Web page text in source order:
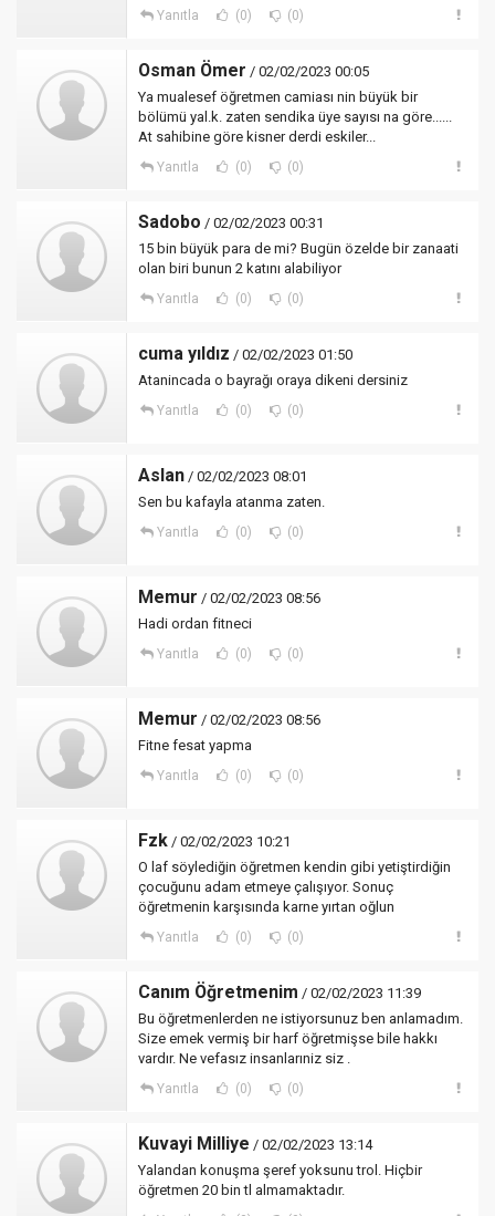
Yanıtla (0) (0)
Osman Ömer / 02/02/2023 00:05
Ya mualesef öğretmen camiası nin büyük bir
bölümü yal.k. zaten sendika üye sayısı na göre......
At sahibine göre kisner derdi eskiler...
Yanıtla (0) (0)
Sadobo / 02/02/2023 00:31
15 bin büyük para de mi? Bugün özelde bir zanaati
olan biri bunun 2 katını alabiliyor
Yanıtla (0) (0)
cuma yıldız / 02/02/2023 01:50
Atanincada o bayrağı oraya dikeni dersiniz
Yanıtla (0) (0)
Aslan / 02/02/2023 08:01
Sen bu kafayla atanma zaten.
Yanıtla (0) (0)
Memur / 02/02/2023 08:56
Hadi ordan fitneci
Yanıtla (0) (0)
Memur / 02/02/2023 08:56
Fitne fesat yapma
Yanıtla (0) (0)
Fzk / 02/02/2023 10:21
O laf söylediğin öğretmen kendin gibi yetiştirdiğin
çocuğunu adam etmeye çalışıyor. Sonuç
öğretmenin karşısında karne yırtan oğlun
Yanıtla (0) (0)
Canım Öğretmenim / 02/02/2023 11:39
Bu öğretmenlerden ne istiyorsunuz ben anlamadım.
Size emek vermiş bir harf öğretmişse bile hakkı
vardır. Ne vefasız insanlarıniz siz .
Yanıtla (0) (0)
Kuvayi Milliye / 02/02/2023 13:14
Yalandan konuşma şeref yoksunu trol. Hiçbir
öğretmen 20 bin tl almamaktadır.